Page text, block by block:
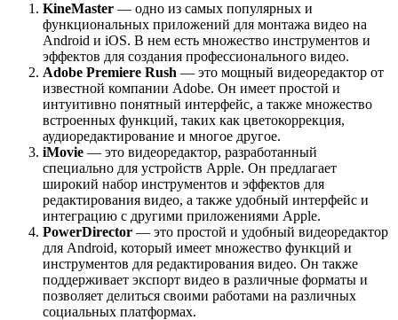
KineMaster — одно из самых популярных и
функциональных приложений для монтажа видео на
Android и iOS. В нем есть множество инструментов и
эффектов для создания профессионального видео.
Adobe Premiere Rush — это мощный видеоредактор от
известной компании Adobe. Он имеет простой и
интуитивно понятный интерфейс, а также множество
встроенных функций, таких как цветокоррекция,
аудиоредактирование и многое другое.
iMovie — это видеоредактор, разработанный
специально для устройств Apple. Он предлагает
широкий набор инструментов и эффектов для
редактирования видео, а также удобный интерфейс и
интеграцию с другими приложениями Apple.
PowerDirector — это простой и удобный видеоредактор
для Android, который имеет множество функций и
инструментов для редактирования видео. Он также
поддерживает экспорт видео в различные форматы и
позволяет делиться своими работами на различных
социальных платформах.